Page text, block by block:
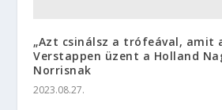
„Azt csinálsz a trófeával, amit
Verstappen üzent a Holland
Norrisnak
2023.08.27.